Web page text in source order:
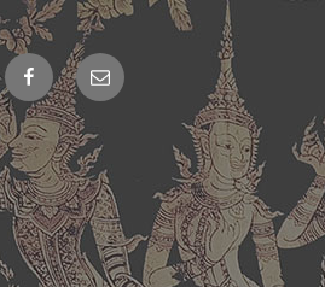
Facebook
E-
Mail